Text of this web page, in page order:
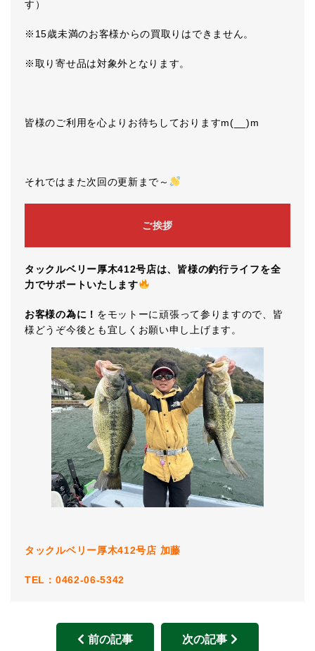
す）
※15歳未満のお客様からの買取りはできません。
※取り寄せ品は対象外となります。
皆様のご利用を心よりお待ちしておりますm(__)m
それではまた次回の更新まで～
ご挨拶
タックルベリー厚木412号店は、皆様の釣行ライフを全
力でサポートいたします
お客様の為に！ をモットーに頑張って参りますので、皆
様どうぞ今後とも宜しくお願い申し上げます。
タックルベリー厚木412号店 加藤
TEL：0462-06-5342
前の記事 次の記事